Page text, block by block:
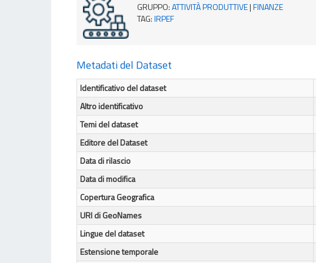
GRUPPO:ATTIVITÀ PRODUTTIVE|FINANZE
TAG:IRPEF
Metadati del Dataset
Identificativo del dataset
Altro identificativo
Temi del dataset
Editore del Dataset
Data di rilascio
Data di modifica
Copertura Geografica
URI di GeoNames
Lingue del dataset
Estensione temporale